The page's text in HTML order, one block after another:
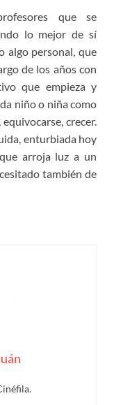
que se
lo mejor de sí
algo personal, que
de los años con
que empieza y
niño o niña como
crecer.
enturbiada hoy
arroja luz a un
también de